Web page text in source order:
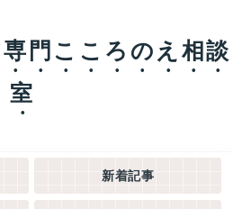
門こころのえ相談
室
新着記事